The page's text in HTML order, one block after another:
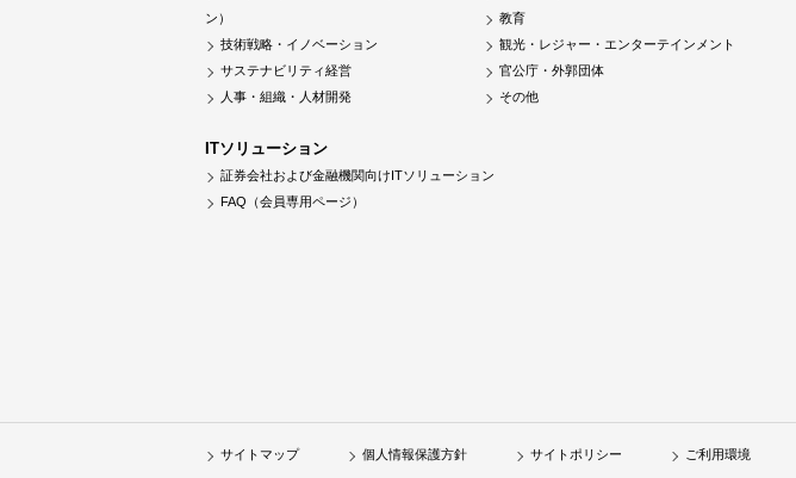
ン）
技術戦略・イノベーション
サステナビリティ経営
人事・組織・人材開発
教育
観光・レジャー・エンターテインメント
官公庁・外郭団体
その他
ITソリューション
証券会社および金融機関向けITソリューション
FAQ（会員専用ページ）
サイトマップ 個人情報保護方針 サイトポリシー ご利用環境